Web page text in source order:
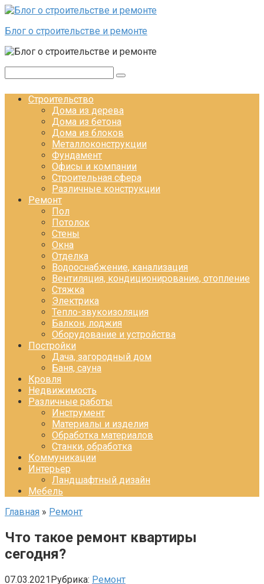
Перейти к контенту
Блог о строительстве и ремонте
Строительство
Дома из дерева
Дома из бетона
Дома из блоков
Металлоконструкции
Фундамент
Офисы и компании
Строительная сфера
Различные конструкции
Ремонт
Пол
Потолок
Стены
Окна
Отделка
Водооснабжение, канализация
Вентиляция, кондиционирование, отопление
Стяжка
Электрика
Тепло-звукоизоляция
Балкон, лоджия
Оборудование и устройства
Постройки
Дача, загородный дом
Баня, сауна
Кровля
Недвижимость
Различные работы
Инструмент
Материалы и изделия
Обработка материалов
Станки, обработка
Коммуникации
Интерьер
Ландшафтный дизайн
Мебель
Главная » Ремонт
Что такое ремонт квартиры
сегодня?
07.03.2021Рубрика: Ремонт